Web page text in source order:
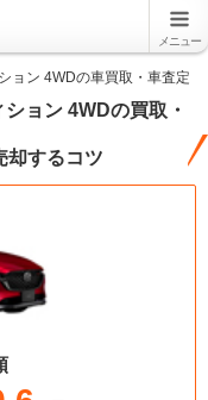
メニュー
ョン 4WDの車買取・車査定
ョン 4WDの買取・
却するコツ